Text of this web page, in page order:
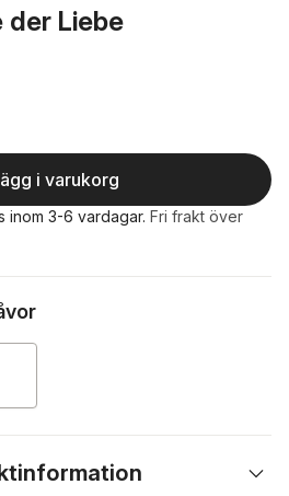
der Liebe
i varukorg
inom 3-6 vardagar. Fri frakt över